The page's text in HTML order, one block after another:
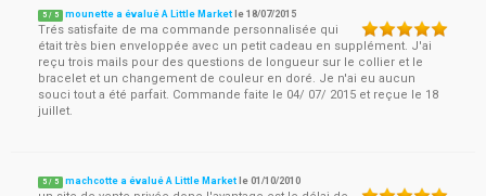
5 / 5 mounette a évalué A Little Market le18/07/2015
Trés satisfaite de ma commande personnalisée qui
était très bien enveloppée avec un petit cadeau en supplément. J'ai
reçu trois mails pour des questions de longueur sur le collier et le
bracelet et un changement de couleur en doré. Je n'ai eu aucun
souci tout a été parfait. Commande faite le 04/ 07/ 2015 et reçue le 18
juillet.
5 / 5 machcotte a évalué A Little Market le01/10/2010